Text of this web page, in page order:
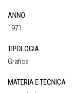
ANNO
1971
TIPOLOGIA
Grafica
MATERIA E TECNICA